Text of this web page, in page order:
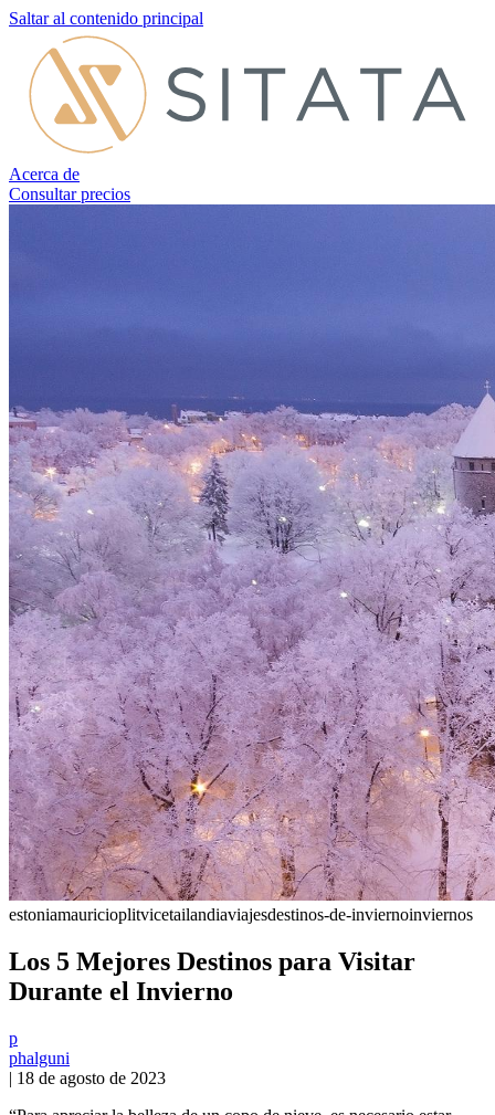
Saltar al contenido principal
Acerca de
Consultar precios
estoniamauricioplitvicetailandiaviajesdestinos-de-inviernoinviernos
Los 5 Mejores Destinos para Visitar
Durante el Invierno
p
phalguni
| 18 de agosto de 2023